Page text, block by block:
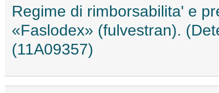
Regime di rimborsabilita' e
«Faslodex» (fulvestran).
(11A09357)